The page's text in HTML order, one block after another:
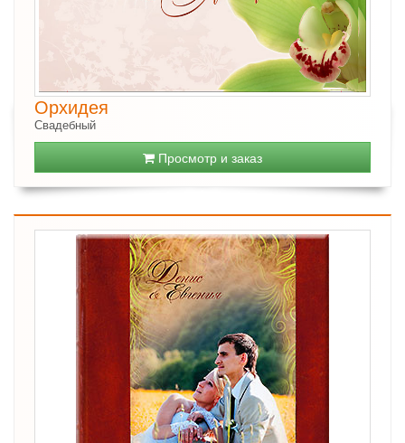
Орхидея
Свадебный
Просмотр и заказ